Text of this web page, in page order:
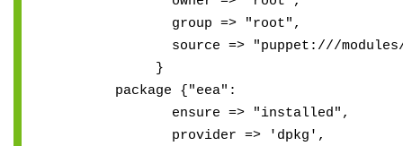
group => "root",
source => "puppet:///modules/eea/
}
package {"eea":
ensure => "installed",
provider => 'dpkg',